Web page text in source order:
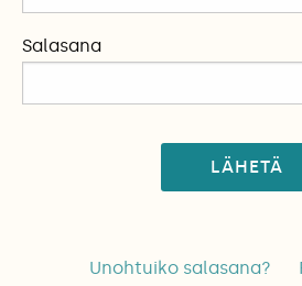
Salasana
LÄHETÄ
Unohtuiko salasana?